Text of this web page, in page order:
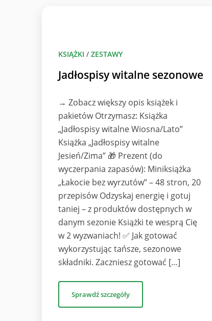
KSIĄŻKI / ZESTAWY
Jadłospisy witalne sezonowe
→ Zobacz większy opis książek i
pakietów Otrzymasz: Książka
„Jadłospisy witalne Wiosna/Lato”
Książka „Jadłospisy witalne
Jesień/Zima” 🎁 Prezent (do
wyczerpania zapasów): Miniksiążka
„Łakocie bez wyrzutów” – 48 stron, 20
przepisów Odzyskaj energię i gotuj
taniej – z produktów dostępnych w
danym sezonie Książki te wesprą Cię
w 2 wyzwaniach! ✅ Jak gotować
wykorzystując tańsze, sezonowe
składniki. Zaczniesz gotować […]
Sprawdź szczegóły